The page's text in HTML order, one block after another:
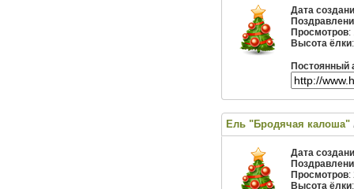
Дата
Просмотров:
Высота ёлки
Постоянный
Ель "Бродячая калоша"
Дата
Просмотров:
Высота ёлки